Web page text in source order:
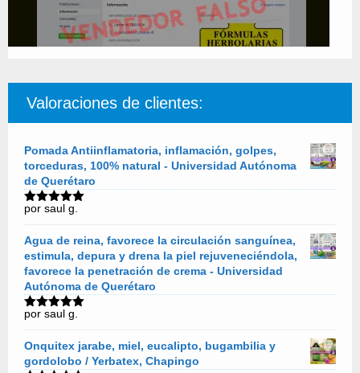
Valoraciones de clientes:
Pomada Antiinflamatoria, inflamación, golpes,
torceduras, 100% natural - Universidad Autónoma
de Querétaro
Valorado
por saul g.
Agua de reina, favorece la circulación sanguínea,
estimula, depura y drena la piel rejuveneciéndola,
favorece la penetración de crema - Universidad
Autónoma de Querétaro
Valorado
por saul g.
Onquitex jarabe, miel, eucalipto, bugambilia y
gordolobo / Yerbatex, Chapingo